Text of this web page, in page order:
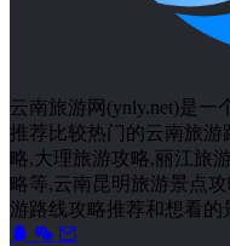
云南旅游网(ynly.net)是
推荐比较热门的云南旅
略,大理旅游攻略,丽江旅
略等,云南昆明旅游景点
游路线攻略推荐和想看